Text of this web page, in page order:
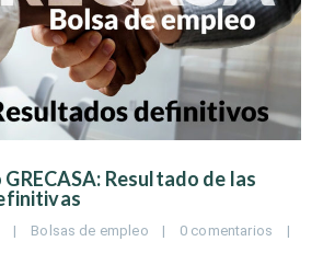
Resultado de las
| Bolsas de empleo | 0 comentarios
|